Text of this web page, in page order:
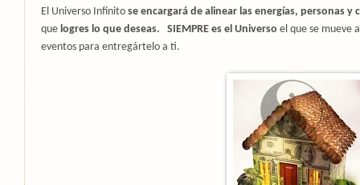
El Universo Infinito se encargará de alinear las energías, personas y
que logres lo que deseas. SIEMPRE es el Universo el que se mueve
eventos para entregártelo a ti.